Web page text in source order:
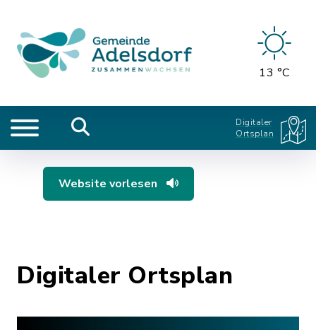
13 °C
Digitaler
Ortsplan
Website vorlesen
Digitaler Ortsplan